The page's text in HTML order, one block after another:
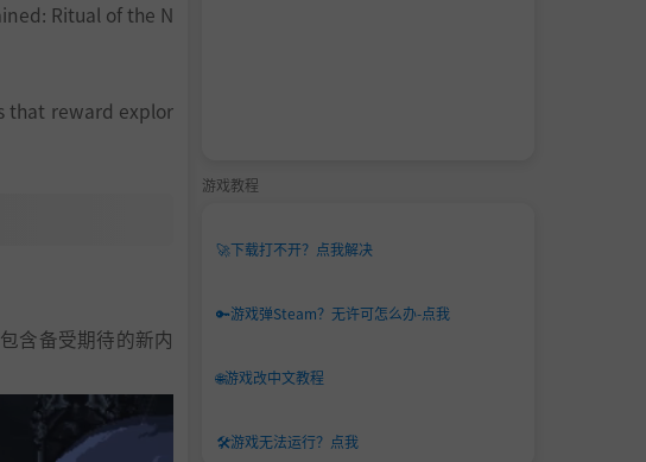
Ritual of the N
that reward explor
含备受期待的新内
游戏教程
🚀下载打不开？点我解决
🔑游戏弹Steam？无许可怎么办-点我
🌐游戏改中文教程
🛠️游戏无法运行？点我